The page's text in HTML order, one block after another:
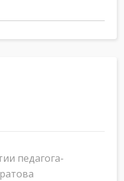
педагога-